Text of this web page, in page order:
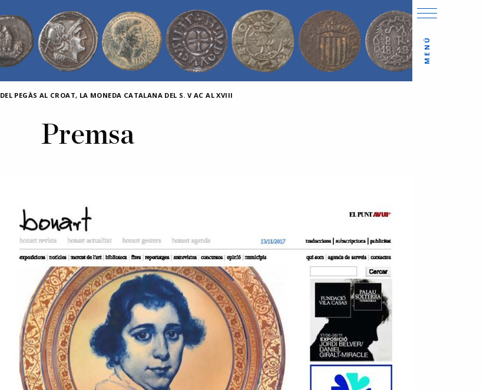
MENÚ
DEL PEGÀS AL CROAT, LA MONEDA CATALANA DEL S. V AC AL XVIII
Premsa